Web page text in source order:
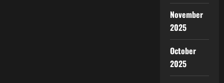
November
2025
October
2025